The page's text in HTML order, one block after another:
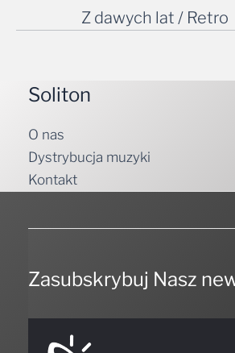
Z dawych lat / Retro
Soliton
O nas
Dystrybucja muzyki
Kontakt
Zasubskrybuj Nasz